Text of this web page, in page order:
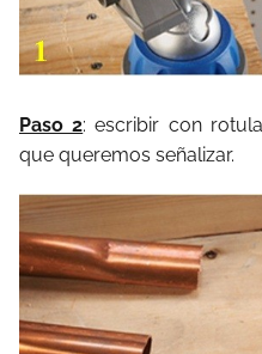
Paso 2: escribir con
que queremos señalizar.